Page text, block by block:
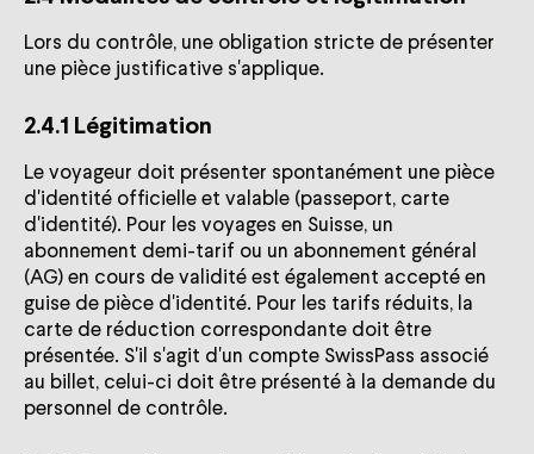
Lors du contrôle, une obligation stricte de présenter
une pièce justificative s'applique.
2.4.1 Légitimation
Le voyageur doit présenter spontanément une pièce
d'identité officielle et valable (passeport, carte
d'identité). Pour les voyages en Suisse, un
abonnement demi-tarif ou un abonnement général
(AG) en cours de validité est également accepté en
guise de pièce d'identité. Pour les tarifs réduits, la
carte de réduction correspondante doit être
présentée. S'il s'agit d'un compte SwissPass associé
au billet, celui-ci doit être présenté à la demande du
personnel de contrôle.